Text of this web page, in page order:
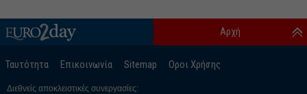
Ταυτότητα Επικοινωνία Sitemap Οροι Χρήσης
Αρχή
Διεθνείς αποκλειστικές συνεργασίες: